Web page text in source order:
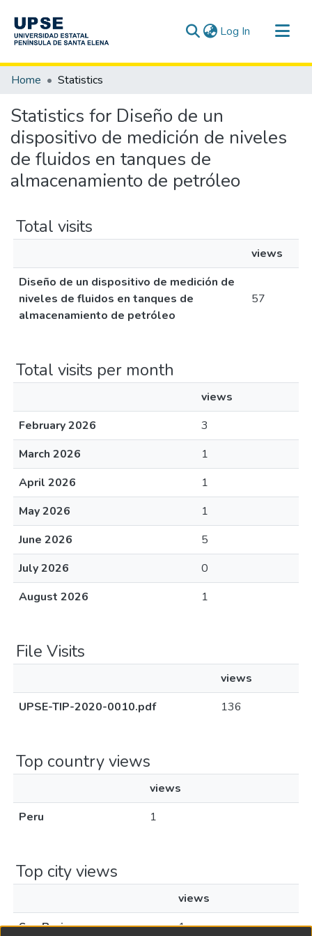
Log In (current)
Communities & Collections
Home Statistics
Statistics for Diseño de un
dispositivo de medición de niveles
de fluidos en tanques de
almacenamiento de petróleo
Total visits
views
Diseño de un dispositivo de medición de
niveles de fluidos en tanques de
almacenamiento de petróleo
57
Total visits per month
views
February 2026
3
March 2026
1
April 2026
1
May 2026
1
June 2026
5
July 2026
0
August 2026
1
File Visits
views
UPSE-TIP-2020-0010.pdf
136
Top country views
views
Peru
1
Top city views
views
San Borja
1